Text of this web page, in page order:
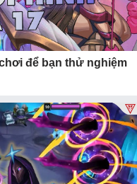
để bạn thử nghiệm